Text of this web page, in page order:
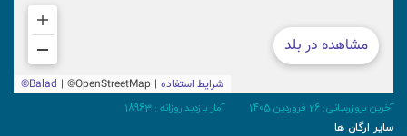
آخرین بروزرسانی: 26 فروردین 1405 آمار بازدید روزانه : 18963
سایر ارگان ها